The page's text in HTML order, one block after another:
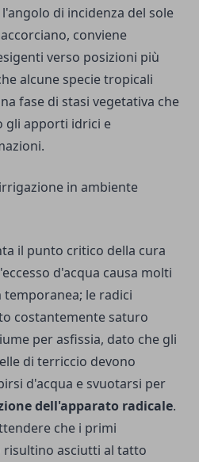
di incidenza del sole
conviene
verso posizioni più
alcune specie tropicali
fase di stasi vegetativa che
gli apporti idrici e
in ambiente
il punto critico della cura
d'acqua causa molti
temporanea; le radici
costantemente saturo
per asfissia, dato che gli
di terriccio devono
d'acqua e svuotarsi per
dell'apparato radicale.
che i primi
asciutti al tatto